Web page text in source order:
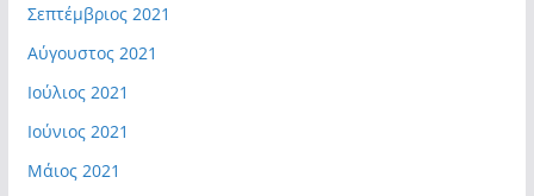
Σεπτέμβριος 2021
Αύγουστος 2021
Ιούλιος 2021
Ιούνιος 2021
Μάιος 2021